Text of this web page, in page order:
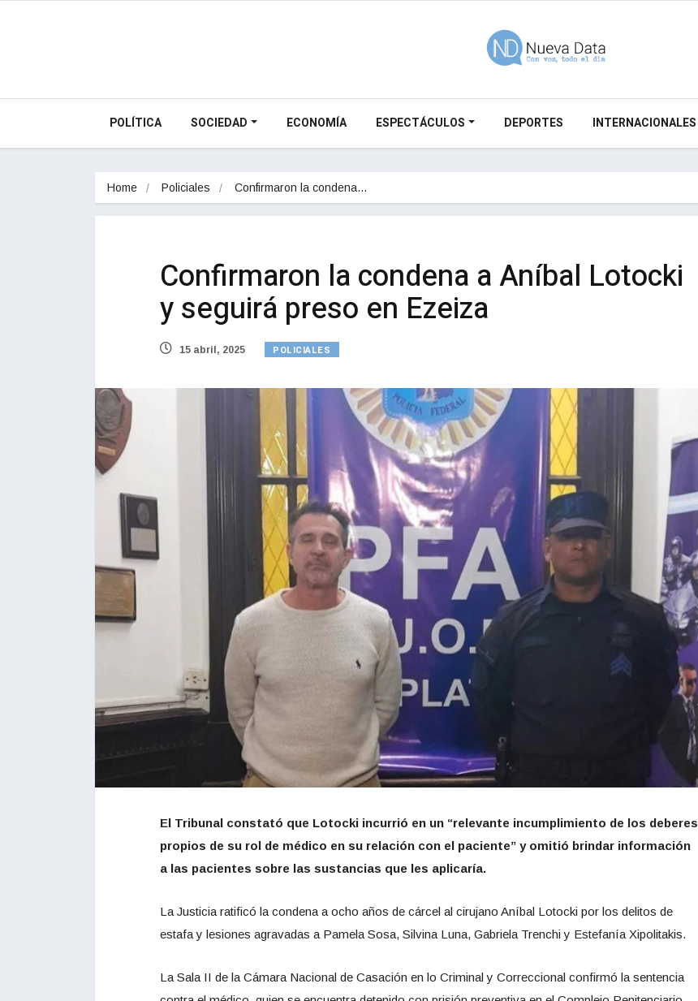
POLÍTICA SOCIEDAD ECONOMÍA ESPECTÁCULOS DEPORTES INTERNACIONALES
Home Policiales Confirmaron la condena…
Confirmaron la condena a Aníbal Lotocki
y seguirá preso en Ezeiza
15 abril, 2025 POLICIALES
El Tribunal constató que Lotocki incurrió en un “relevante incumplimiento de los deberes
propios de su rol de médico en su relación con el paciente” y omitió brindar información
a las pacientes sobre las sustancias que les aplicaría.
La Justicia ratificó la condena a ocho años de cárcel al cirujano Aníbal Lotocki por los delitos de
estafa y lesiones agravadas a Pamela Sosa, Silvina Luna, Gabriela Trenchi y Estefanía Xipolitakis.
La Sala II de la Cámara Nacional de Casación en lo Criminal y Correccional confirmó la sentencia